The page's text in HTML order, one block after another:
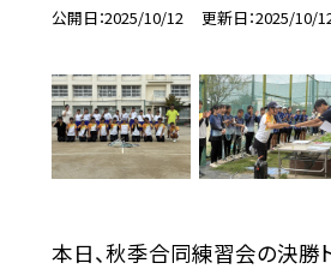
公開日 2025/10/12 更新日 2025/10/
本日、秋季合同練習会の決勝